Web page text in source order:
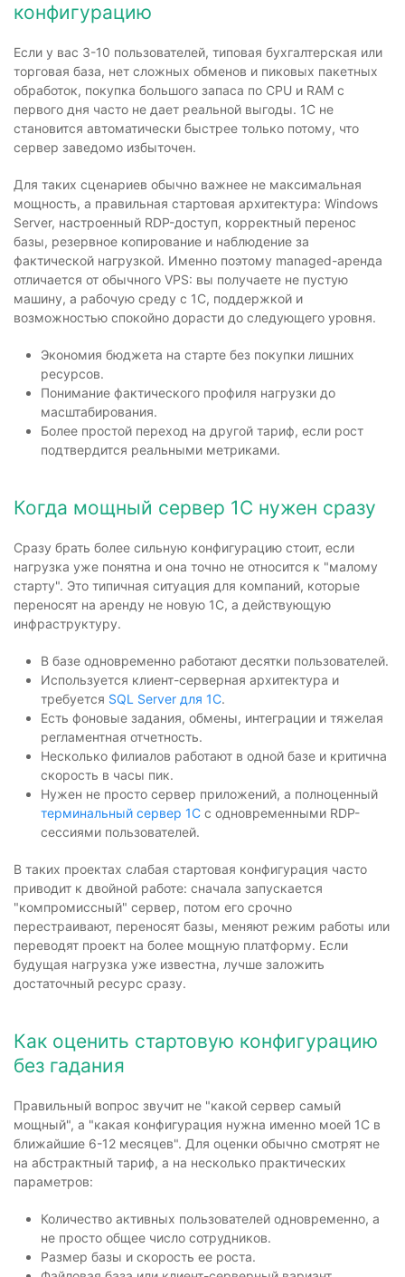
конфигурацию
Если у вас 3-10 пользователей, типовая бухгалтерская или
торговая база, нет сложных обменов и пиковых пакетных
обработок, покупка большого запаса по CPU и RAM с
первого дня часто не дает реальной выгоды. 1С не
становится автоматически быстрее только потому, что
сервер заведомо избыточен.
Для таких сценариев обычно важнее не максимальная
мощность, а правильная стартовая архитектура: Windows
Server, настроенный RDP-доступ, корректный перенос
базы, резервное копирование и наблюдение за
фактической нагрузкой. Именно поэтому managed-аренда
отличается от обычного VPS: вы получаете не пустую
машину, а рабочую среду с 1С, поддержкой и
возможностью спокойно дорасти до следующего уровня.
Экономия бюджета на старте без покупки лишних
ресурсов.
Понимание фактического профиля нагрузки до
масштабирования.
Более простой переход на другой тариф, если рост
подтвердится реальными метриками.
Когда мощный сервер 1С нужен сразу
Сразу брать более сильную конфигурацию стоит, если
нагрузка уже понятна и она точно не относится к "малому
старту". Это типичная ситуация для компаний, которые
переносят на аренду не новую 1С, а действующую
инфраструктуру.
В базе одновременно работают десятки пользователей.
Используется клиент-серверная архитектура и
требуется SQL Server для 1С.
Есть фоновые задания, обмены, интеграции и тяжелая
регламентная отчетность.
Несколько филиалов работают в одной базе и критична
скорость в часы пик.
Нужен не просто сервер приложений, а полноценный
терминальный сервер 1С с одновременными RDP-
сессиями пользователей.
В таких проектах слабая стартовая конфигурация часто
приводит к двойной работе: сначала запускается
"компромиссный" сервер, потом его срочно
перестраивают, переносят базы, меняют режим работы или
переводят проект на более мощную платформу. Если
будущая нагрузка уже известна, лучше заложить
достаточный ресурс сразу.
Как оценить стартовую конфигурацию
без гадания
Правильный вопрос звучит не "какой сервер самый
мощный", а "какая конфигурация нужна именно моей 1С в
ближайшие 6-12 месяцев". Для оценки обычно смотрят не
на абстрактный тариф, а на несколько практических
параметров:
Количество активных пользователей одновременно, а
не просто общее число сотрудников.
Размер базы и скорость ее роста.